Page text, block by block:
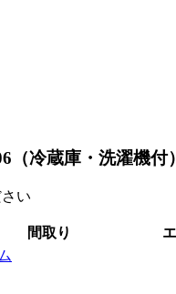
（冷蔵庫・洗濯機
い
間取り